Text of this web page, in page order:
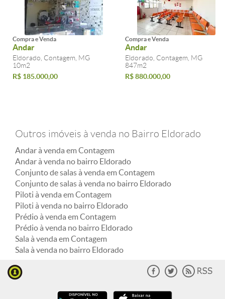
Compra e Venda
Andar
Eldorado, Contagem, MG
10m2
R$ 185.000,00
Compra e Venda
Andar
Eldorado, Contagem, MG
847m2
R$ 880.000,00
Outros imóveis à venda no Bairro Eldorado
Andar à venda em Contagem
Andar à venda no bairro Eldorado
Conjunto de salas à venda em Contagem
Conjunto de salas à venda no bairro Eldorado
Piloti à venda em Contagem
Piloti à venda no bairro Eldorado
Prédio à venda em Contagem
Prédio à venda no bairro Eldorado
Sala à venda em Contagem
Sala à venda no bairro Eldorado